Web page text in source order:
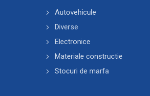
Autovehicule
Diverse
Electronice
Materiale constructie
Stocuri de marfa